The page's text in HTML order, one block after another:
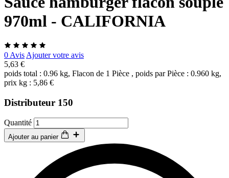
970ml - CALIFORNIA
0 Avis Ajouter votre avis
5,63 €
poids total : 0.96 kg, Flacon de 1 Pièce , poids par Pièce : 0.960 kg,
prix kg : 5,86 €
Distributeur 150
Quantité
Ajouter au panier